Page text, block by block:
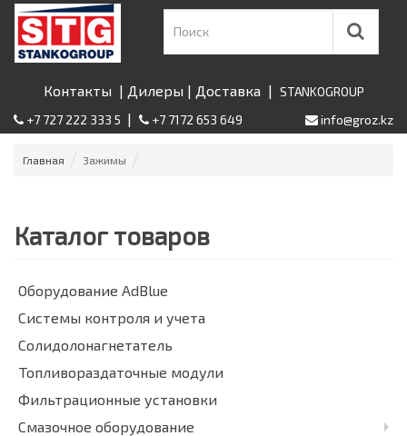
Контакты | Дилеры | Доставка | STANKOGROUP
+7 727 222 333 5 | +7 7172 653 649 info@groz.kz
Главная Зажимы
Каталог товаров
Оборудование AdBlue
Системы контроля и учета
Солидолонагнетатель
Топливораздаточные модули
Фильтрационные установки
Смазочное оборудование